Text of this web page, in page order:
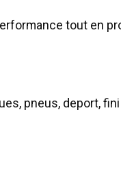
tout en
pneus, deport,